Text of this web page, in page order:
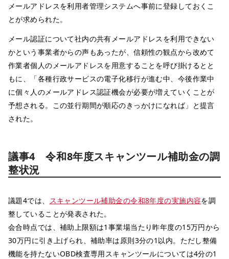
メールアドレスを利用者管理システムへ事前に登録しておくこ
とが求められた。
メール認証について社内の共有メールアドレスを利用できない
かという事業者からの声もあったが、信頼性の観点から改めて
作業者個人のメールアドレスを用意することを呼び掛けるとと
もに、「各種行政サービスの電子化移行が進む中、今後作業中
に個々人のメールアドレス認証機会が必要が増えていくことが
予想される。この並行期間が順応のきっかけになれば」と提言
された。
議事4 令和8年度スキャンツール補助金の調
整状況
議題4では、 スキャンツール補助金の令和8年度の実施内容を調
整していることが発表された。
会合時点では、補助上限額は1事業場当たり昨年度の15万円から
30万円に引き上げられ、補助率は原則3分の1以内。ただし整備
機能を持たないOBD検査専用スキャンツールについては4分の1